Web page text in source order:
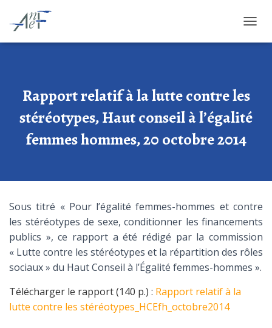
Rapport relatif à la lutte contre les
stéréotypes, Haut conseil à l’égalité
femmes hommes, 20 octobre 2014
Sous titré « Pour l’égalité femmes-hommes et contre
les stéréotypes de sexe, conditionner les financements
publics », ce rapport a été rédigé par la commission
« Lutte contre les stéréotypes et la répartition des rôles
sociaux » du Haut Conseil à l’Égalité femmes-hommes ».
Télécharger le rapport (140 p.) : Rapport relatif à la
lutte contre les stéréotypes_HCEfh_octobre2014